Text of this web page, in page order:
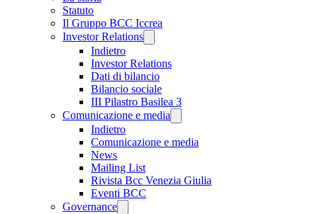
Statuto
Il Gruppo BCC Iccrea
Investor Relations
Indietro
Investor Relations
Dati di bilancio
Bilancio sociale
III Pilastro Basilea 3
Comunicazione e media
Indietro
Comunicazione e media
News
Mailing List
Rivista Bcc Venezia Giulia
Eventi BCC
Governance